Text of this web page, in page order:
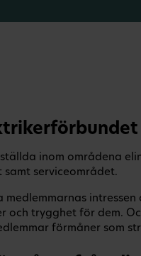
inom områdena
samt serviceområdet.
trygghet för dem.
förmåner som